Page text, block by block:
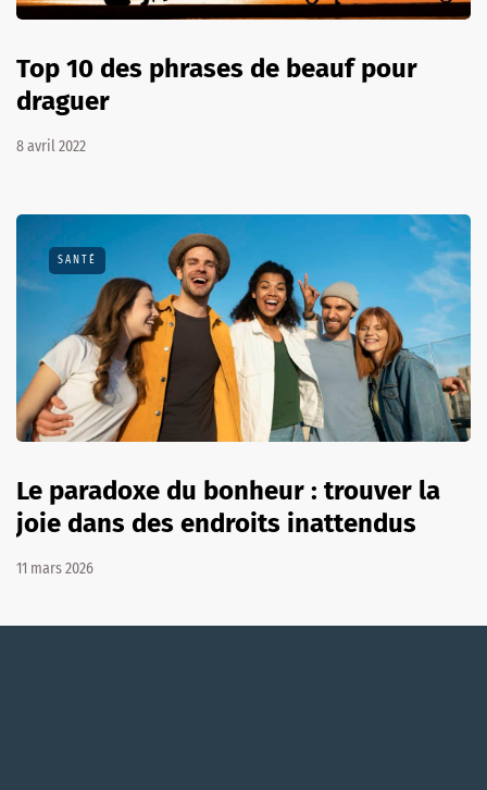
Top 10 des phrases de beauf pour
draguer
8 avril 2022
SANTÉ
Le paradoxe du bonheur : trouver la
joie dans des endroits inattendus
11 mars 2026